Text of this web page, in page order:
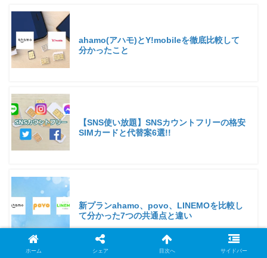
ahamo(アハモ)とY!mobileを徹底比較して
分かったこと
【SNS使い放題】SNSカウントフリーの格安
SIMカードと代替案6選!!
新プランahamo、povo、LINEMOを比較し
て分かった7つの共通点と違い
ホーム シェア 目次へ サイドバー